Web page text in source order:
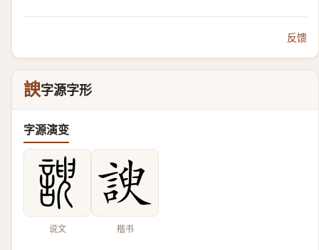
反馈
諛字源字形
字源演变
说文 楷书